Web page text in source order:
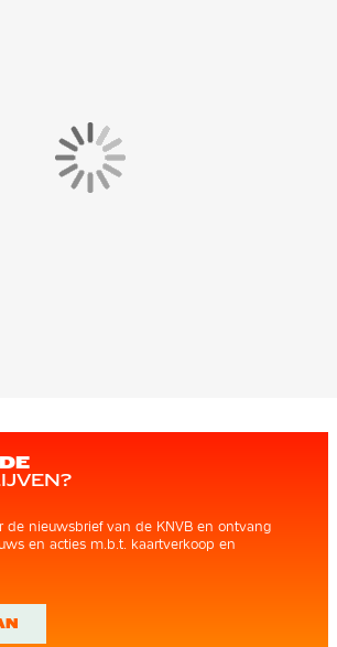
de nieuwsbrief van de KNVB en ontvang
en acties m.b.t. kaartverkoop en